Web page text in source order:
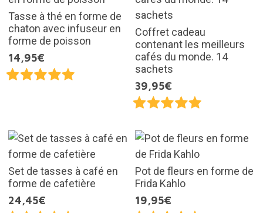
Tasse à thé en forme de
chaton avec infuseur en
forme de poisson
14,95€
Coffret cadeau
contenant les meilleurs
cafés du monde. 14
sachets
39,95€
Set de tasses à café en
forme de cafetière
24,45€
Pot de fleurs en forme de
Frida Kahlo
19,95€